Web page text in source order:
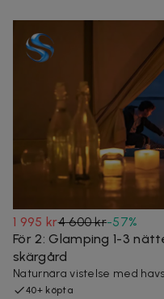
1 995 kr4 600 kr-57%
För 2: Glamping 1-3
skärgård
Naturnära vistelse med
40+ köpta